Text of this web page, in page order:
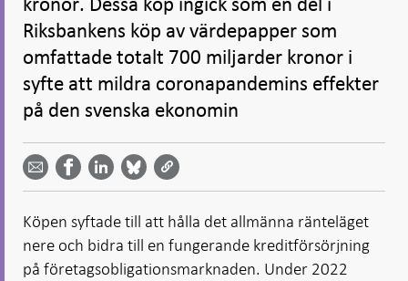
kronor. Dessa köp ingick som en del i
Riksbankens köp av värdepapper som
omfattade totalt 700 miljarder kronor i
syfte att mildra coronapandemins effekter
på den svenska ekonomin
Dela
email -
Öppnas
i ny flik
Dela på
Facebook
- Öppnas
Dela på
LinkedIn
-
Öppnas
i ny flik
på
Bluesky
-
i ny flik
på
Twitter
-
i ny flik
Köpen syftade till att hålla det allmänna ränteläget
nere och bidra till en fungerande kreditförsörjning
på företagsobligationsmarknaden. Under 2022